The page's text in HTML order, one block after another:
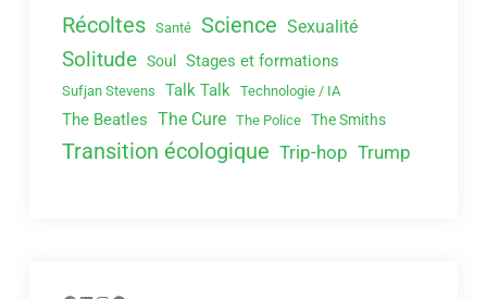
Récoltes Santé Science Sexualité
Solitude Soul Stages et formations
Sufjan Stevens Talk Talk Technologie / IA
The Beatles The Cure The Police The Smiths
Transition écologique Trip-hop Trump